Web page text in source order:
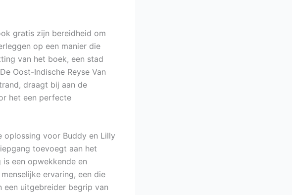
gratis zijn bereidheid om
op een manier die
van het boek, een stad
Oost-Indische Reyse Van
draagt bij aan de
het een perfecte
oplossing voor Buddy en Lilly
toevoegt aan het
is een opwekkende en
ervaring, een die
een uitgebreider begrip van